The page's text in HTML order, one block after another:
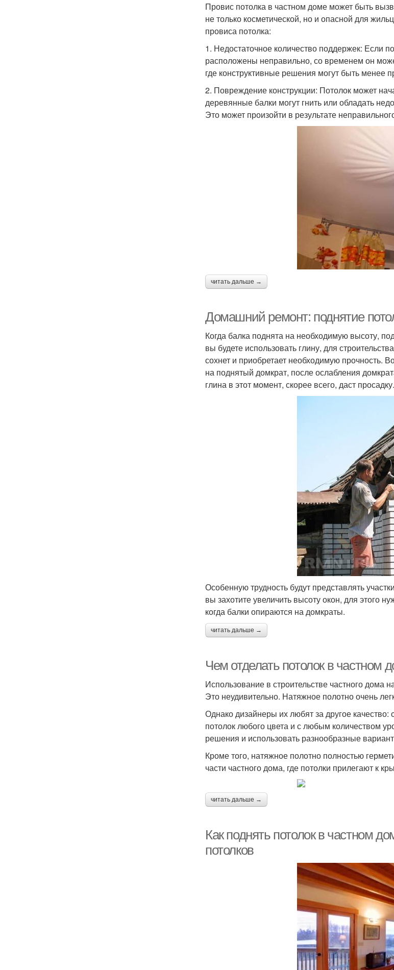
Провис потолка в частном доме может быть
не только косметической, но и опасной для
провиса потолка:
1. Недостаточное количество поддержек: Если
расположены неправильно, со временем он
где конструктивные решения могут быть менее
2. Повреждение конструкции: Потолок может
деревянные балки могут гнить или обладать
Это может произойти в результате
читать дальше →
Домашний ремонт: поднятие
Когда балка поднята на необходимую высоту,
вы будете использовать глину, для
сохнет и приобретает необходимую прочность.
на поднятый домкрат, после ослабления
глина в этот момент, скорее всего, даст просадку.
Особенную трудность будут представлять
вы захотите увеличить высоту окон, для этого
когда балки опираются на домкраты.
читать дальше →
Чем отделать потолок в частном
Использование в строительстве частного
Это неудивительно. Натяжное полотно очень
Однако дизайнеры их любят за другое
потолок любого цвета и с любым количеством
решения и использовать разнообразные
Кроме того, натяжное полотно полностью
части частного дома, где потолки прилегают к
читать дальше →
Как поднять потолок в частном
потолков